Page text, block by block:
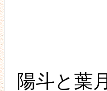
陽斗と葉